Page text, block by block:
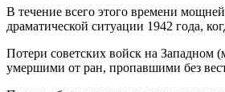
В течение всего этого времени
драматической ситуации 1942 года,
Потери советских войск на Западном
умершими от ран, пропавшими без